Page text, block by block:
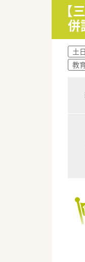
【
併
土
教